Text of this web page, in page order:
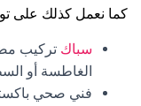
كما نعمل كذلك على
سباك تركيب
الغاطسة أو
فني صحي